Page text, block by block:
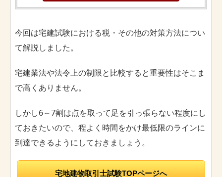
今回は宅建試験における税・その他の対策方法につい
て解説しました。
宅建業法や法令上の制限と比較すると重要性はそこま
で高くありません。
しかし6～7割は点を取って足を引っ張らない程度にし
ておきたいので、程よく時間をかけ最低限のラインに
到達できるようにしておきましょう。
宅地建物取引士試験TOPページへ